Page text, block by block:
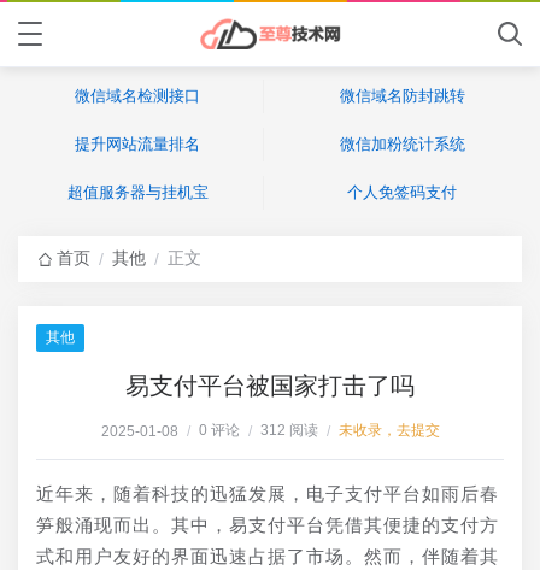
微信域名检测接口 微信域名防封跳转
提升网站流量排名 微信加粉统计系统
超值服务器与挂机宝 个人免签码支付
首页 / 其他 / 正文
其他
易支付平台被国家打击了吗
2025-01-08 / 0 评论 / 312 阅读 / 未收录，去提交
近年来，随着科技的迅猛发展，电子支付平台如雨后春
笋般涌现而出。其中，易支付平台凭借其便捷的支付方
式和用户友好的界面迅速占据了市场。然而，伴随着其